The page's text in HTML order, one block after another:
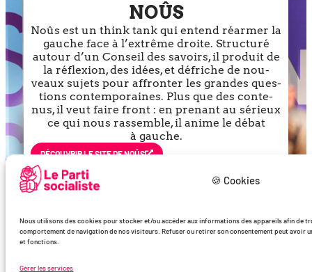
🍪 Cookies
Nous utilisons des cookies pour stocker et/ou accéder aux informations des appareils afin de
comportement de navigation de nos visiteurs. Refuser ou retirer son consentement peut avoir
et fonctions.
Gérer les services
NOÛS
Noûs est un think tank qui entend réar­mer la
gauche face à l’ex­trême droite. Structuré
autour d’un Conseil des savoirs, il pro­duit de
la réflexion, des idées, et défriche de nou­
veaux sujets pour affron­ter les grandes ques­
tions contem­po­raines. Plus que des conte­
nus, il veut faire front : en pre­nant au sérieux
ce qui nous ras­semble, il anime le débat
à gauche.
DÉCOU­VRIR LE SITE DE NOÛS